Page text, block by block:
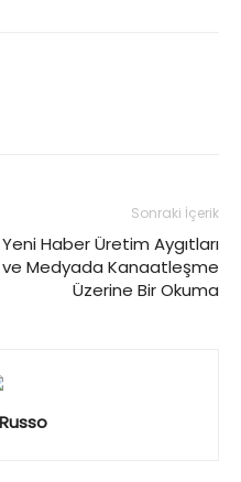
Sonraki İçerik
Yeni Haber Üretim Aygıtları
ve Medyada Kanaatleşme
Üzerine Bir Okuma